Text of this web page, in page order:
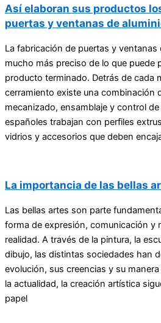
Así elaboran sus productos
puertas y ventanas de
La fabricación de puertas y
mucho más preciso de lo que puede
producto terminado. Detrás de cada
cerramiento existe una combinación
mecanizado, ensamblaje y control
españoles trabajan con perfiles
vidrios y accesorios que deben
La importancia de las bellas
Las bellas artes son parte
forma de expresión, comunicación y
realidad. A través de la pintura, la
dibujo, las distintas sociedades han
evolución, sus creencias y su
la actualidad, la creación artística
papel